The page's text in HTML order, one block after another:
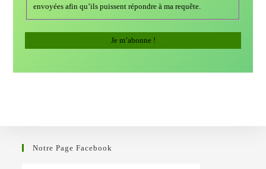
envoyées afin qu’ils puissent répondre à ma requête.
Notre Page Facebook